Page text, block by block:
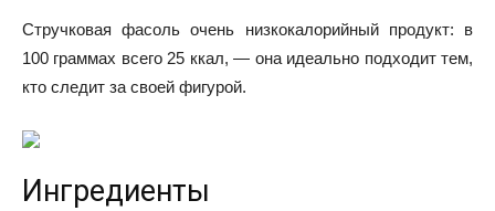
Стручковая фасоль очень низкокалорийный продукт: в
100 граммах всего 25 ккал, — она идеально подходит тем,
кто следит за своей фигурой.
Ингредиенты